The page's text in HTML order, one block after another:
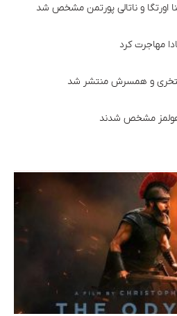
اورتگا و ناتالی پورتمن مشخص شد
مهاجرت کرد
و همسرش منتشر شد
هولمز مشخص شدند